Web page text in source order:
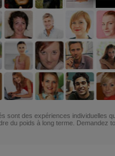
sont des expériences individuelles
du poids à long terme. Demandez